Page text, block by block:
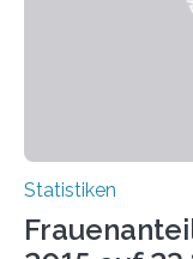
Statistiken